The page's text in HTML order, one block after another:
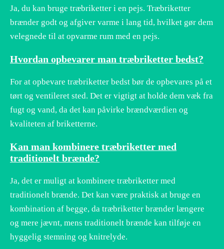
Ja, du kan bruge træbriketter i en pejs. Træbriketter
brænder godt og afgiver varme i lang tid, hvilket gør dem
velegnede til at opvarme rum med en pejs.
Hvordan opbevarer man træbriketter bedst?
For at opbevare træbriketter bedst bør de opbevares på et
tørt og ventileret sted. Det er vigtigt at holde dem væk fra
fugt og vand, da det kan påvirke brændværdien og
kvaliteten af briketterne.
Kan man kombinere træbriketter med
traditionelt brænde?
Ja, det er muligt at kombinere træbriketter med
traditionelt brænde. Det kan være praktisk at bruge en
kombination af begge, da træbriketter brænder længere
og mere jævnt, mens traditionelt brænde kan tilføje en
hyggelig stemning og knitrelyde.